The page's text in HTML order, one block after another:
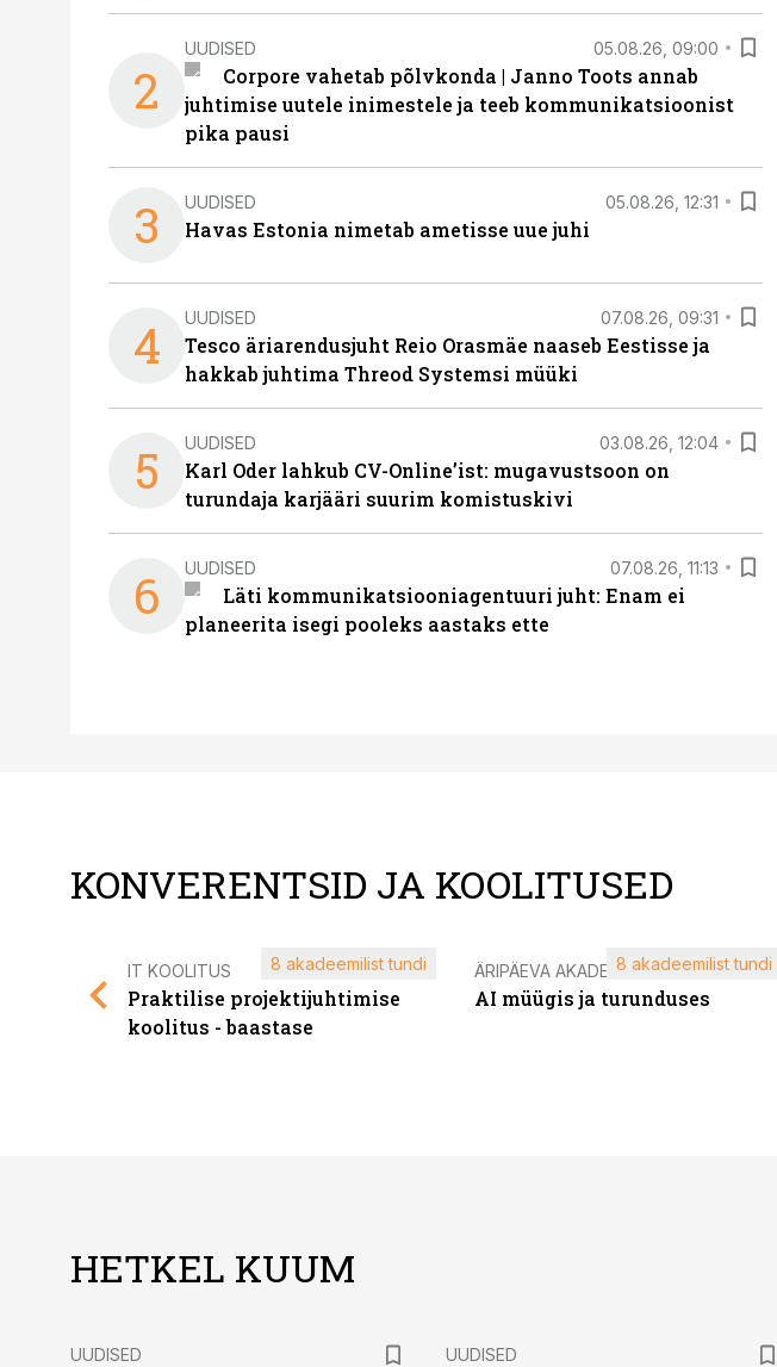
2
UUDISED 05.08.26, 09:00
Corpore vahetab põlvkonda | Janno Toots annab
juhtimise uutele inimestele ja teeb kommunikatsioonist
pika pausi
3 UUDISED 05.08.26, 12:31
Havas Estonia nimetab ametisse uue juhi
4 UUDISED 07.08.26, 09:31
Tesco äriarendusjuht Reio Orasmäe naaseb Eestisse ja
hakkab juhtima Threod Systemsi müüki
5 UUDISED 03.08.26, 12:04
Karl Oder lahkub CV-Online’ist: mugavustsoon on
turundaja karjääri suurim komistuskivi
6 UUDISED 07.08.26, 11:13
Läti kommunikatsiooniagentuuri juht: Enam ei
planeerita isegi pooleks aastaks ette
KONVERENTSID JA KOOLITUSED
IT KOOLITUS
Praktilise projektijuhtimise
koolitus - baastase
8 akadeemilist tundi ÄRIPÄEVA AKADEEMIA
AI müügis ja turunduses
8 akadeemilist tundi
HETKEL KUUM
UUDISED
UUDISED